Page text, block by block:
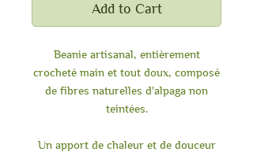
Add to Cart
Beanie artisanal, entièrement
crocheté main et tout doux, composé
de fibres naturelles d'alpaga non
teintées.
Un apport de chaleur et de douceur